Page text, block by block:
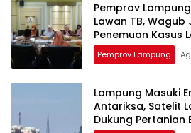
Pemprov
Lawan TB, Wagub
Penemuan Kasus
Tuntas
Pemprov Lampung
Lampung Masuki
Antariksa, Satelit
Dukung Pertanian